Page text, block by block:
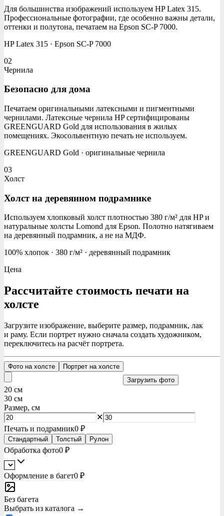
Для большинства изображений используем HP Latex 315.
Профессиональные фотографии, где особенно важны детали,
оттенки и полутона, печатаем на Epson SC-P 7000.
HP Latex 315 · Epson SC-P 7000
02
Чернила
Безопасно для дома
Печатаем оригинальными латексными и пигментными
чернилами. Латексные чернила HP сертифицированы
GREENGUARD Gold для использования в жилых
помещениях. Экосольвентную печать не используем.
GREENGUARD Gold · оригинальные чернила
03
Холст
Холст на деревянном подрамнике
Используем хлопковый холст плотностью 380 г/м² для HP и
натуральные холсты Lomond для Epson. Полотно натягиваем
на деревянный подрамник, а не на МДФ.
100% хлопок · 380 г/м² · деревянный подрамник
Цена
Рассчитайте стоимость печати на
холсте
Загрузите изображение, выберите размер, подрамник, лак
и раму. Если портрет нужно сначала создать художником,
переключитесь на расчёт портрета.
Фото на холсте
Портрет на холсте
Загрузить фото
20 см
30 см
Размер, см
✕
Печать и подрамник0 ₽
Стандартный Толстый Рулон
Обработка фото0 ₽
Оформление в багет0 ₽
Без багета
Выбрать из каталога →